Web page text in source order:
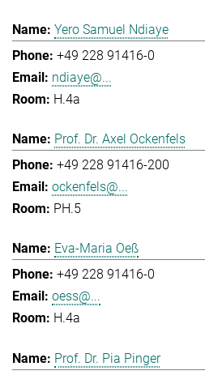
Yero Samuel Ndiaye
+49 228 91416-0
ndiaye@...
H.4a
Prof. Dr. Axel Ockenfels
+49 228 91416-200
ockenfels@...
PH.5
Eva-Maria Oeß
+49 228 91416-0
oess@...
H.4a
Prof. Dr. Pia Pinger